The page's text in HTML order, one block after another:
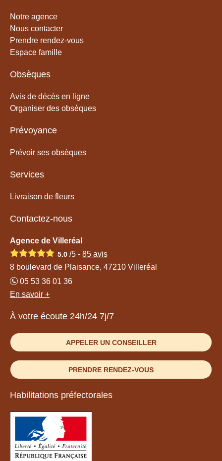
Notre agence
Nous contacter
Prendre rendez-vous
Espace famille
Obsèques
Avis de décès en ligne
Organiser des obsèques
Prévoyance
Prévoir ses obsèques
Services
Livraison de fleurs
Contactez-nous
Agence de Villeréal
5.0 /5 - 85 avis
8 boulevard de Plaisance, 47210 Villeréal
05 53 36 01 36
En savoir +
À votre écoute 24h/24 7j/7
APPELER UN CONSEILLER
PRENDRE RENDEZ-VOUS
Habilitations préfectorales